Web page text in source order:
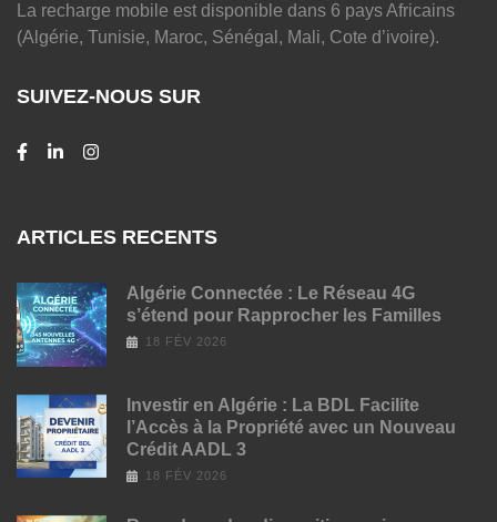
La recharge mobile est disponible dans 6 pays Africains
(Algérie, Tunisie, Maroc, Sénégal, Mali, Cote d’ivoire).
SUIVEZ-NOUS SUR
ARTICLES RECENTS
Algérie Connectée : Le Réseau 4G
s’étend pour Rapprocher les Familles
18 FÉV 2026
Investir en Algérie : La BDL Facilite
l’Accès à la Propriété avec un Nouveau
Crédit AADL 3
18 FÉV 2026